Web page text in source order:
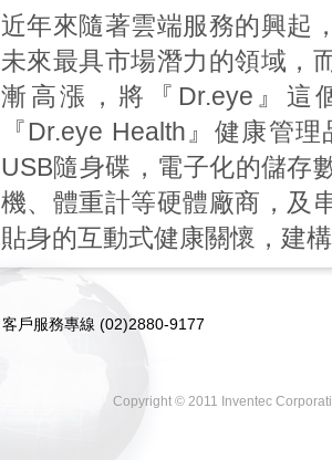
近年來隨著雲端服務的興起
未來最具市場潛力的領域，
漸高漲，將『Dr.eye』這
『Dr.eye Health』健康管
USB隨身碟，電子化的儲存
機、體重計等硬體廠商，及
貼身的互動式健康關懷，建
客戶服務專線 (02)2880-9177
Copyright © 2011 Inventec